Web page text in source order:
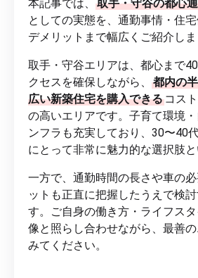
本記事では、
取手・守谷の都心
としての実態を、通勤事情・住
デメリットまで幅広くご紹介しま
取手・守谷エリアは、都心まで
クセスを確保しながら、
都内の
広い新築住宅を購入できる コス
の高いエリアです。子育て環境
ンフラも充実しており、30〜40
にとって非常に魅力的な選択肢と
一方で、通勤時間の長さや車の
ットも正直に把握したうえで検
す。ご自身の働き方・ライフス
像と照らし合わせながら、最善
みてください。